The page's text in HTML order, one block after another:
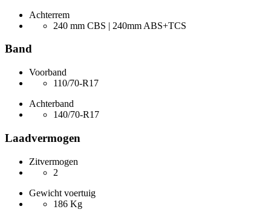
Achterrem
240 mm CBS | 240mm ABS+TCS
Band
Voorband
110/70-R17
Achterband
140/70-R17
Laadvermogen
Zitvermogen
2
Gewicht voertuig
186 Kg